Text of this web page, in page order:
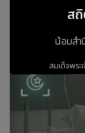
จะส่งสัญญาณเตื
ภายในกล้องโดย
ส
น้อมส
สมเด็จพระ
ก